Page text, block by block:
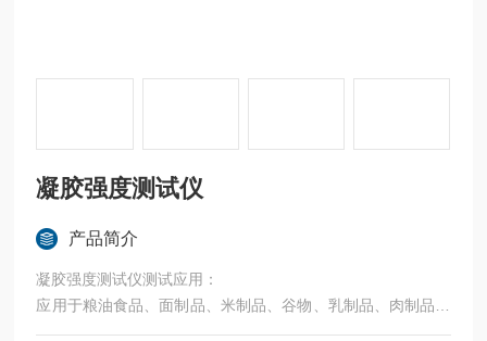
凝胶强度测试仪
产品简介
凝胶强度测试仪测试应用：
应用于粮油食品、面制品、米制品、谷物、乳制品、肉制品、
果蔬、休闲食品、糖果、凝胶、